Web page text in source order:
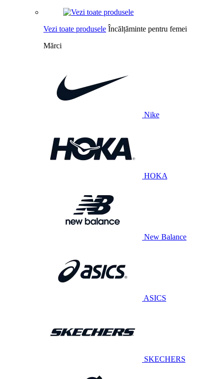
Vezi toate produsele Încălțăminte pentru femei
Mărci
Nike
HOKA
New Balance
ASICS
SKECHERS